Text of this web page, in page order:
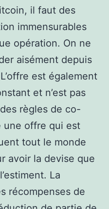
il faut des
immensurables
opération. On ne
aisément depuis
est également
et n’est pas
règles de co-
une offre qui est
tout le monde
avoir la devise que
La
récompenses de